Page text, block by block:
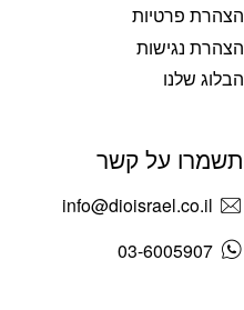
הצהרת פרטיות
הצהרת נגישות
הבלוג שלנו
תשמרו על קשר
info@dioisrael.co.il
03-6005907